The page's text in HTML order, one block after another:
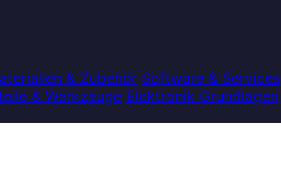
& Zubehör Software & Services
& Werkzeuge Elektronik Grundlagen